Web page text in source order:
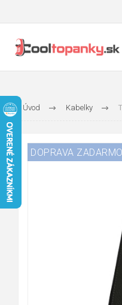
Úvod Kabelky
DOPRAVA ZADARMO